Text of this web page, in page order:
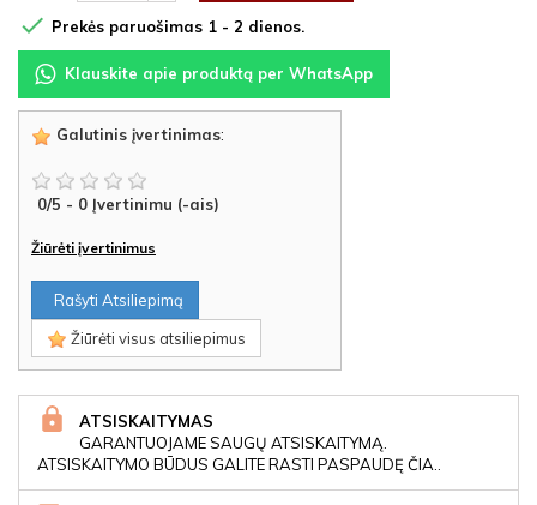
 Prekės paruošimas 1 - 2 dienos.
Klauskite apie produktą per WhatsApp
Galutinis įvertinimas:
0/5 - 0 Įvertinimu (-ais)
Žiūrėti įvertinimus
Rašyti Atsiliepimą
Žiūrėti visus atsiliepimus
ATSISKAITYMAS
GARANTUOJAME SAUGŲ ATSISKAITYMĄ.
ATSISKAITYMO BŪDUS GALITE RASTI PASPAUDĘ ČIA..